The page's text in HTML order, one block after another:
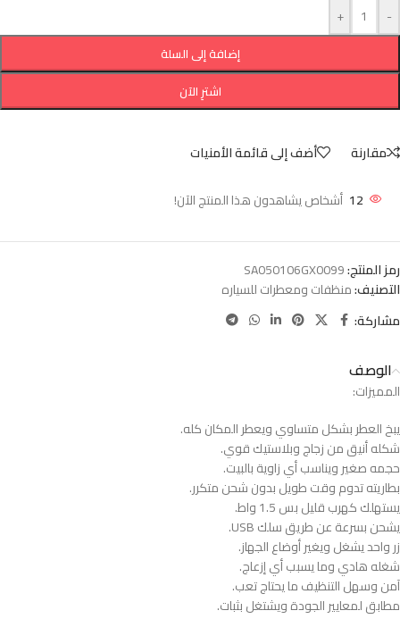
-
+
إضافة إلى السلة
اشترِ الآن
مقارنة أضف إلى قائمة الأمنيات
12 أشخاص يشاهدون هذا المنتج الآن!
رمز المنتج:SA050106GX0099
التصنيف:منظفات ومعطرات للسياره
مشاركة:
الوصف
المميزات:
يبخ العطر بشكل متساوي ويعطر المكان كله.
شكله أنيق من زجاج وبلاستيك قوي.
حجمه صغير ويناسب أي زاوية بالبيت.
بطاريته تدوم وقت طويل بدون شحن متكرر.
يستهلك كهرب قليل بس 1.5 واط.
يشحن بسرعة عن طريق سلك USB.
زر واحد يشغل ويغير أوضاع الجهاز.
شغله هادي وما يسبب أي إزعاج.
آمن وسهل التنظيف ما يحتاج تعب.
مطابق لمعايير الجودة ويشتغل بثبات.